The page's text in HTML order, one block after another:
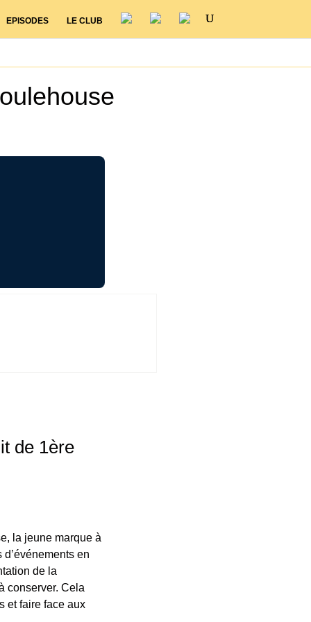
EPISODES LE CLUB
de 1ère
la jeune marque à
en
de la
conserver. Cela
et faire face aux